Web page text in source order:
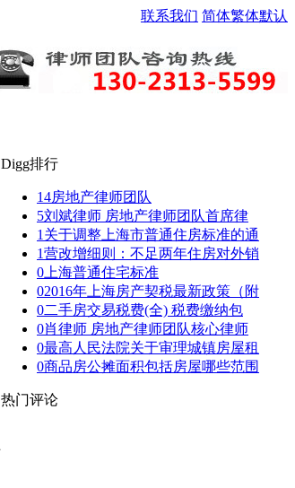
联系我们 简体繁体默认
Digg排行
14房地产律师团队
5刘斌律师 房地产律师团队首席律
1 关于调整上海市普通住房标准的通
1营改增细则：不足两年住房对外销
0 上海普通住宅标准
02016年上海房产契税最新政策（附
0二手房交易税费(全) 税费缴纳包
0肖律师 房地产律师团队核心律师
0最高人民法院关于审理城镇房屋租
0商品房公摊面积包括房屋哪些范围
热门评论